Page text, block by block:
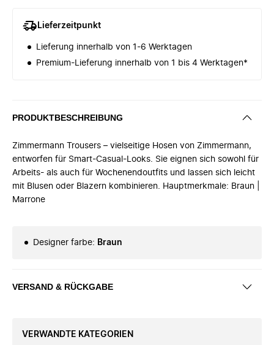
Lieferzeitpunkt
Lieferung innerhalb von 1-6 Werktagen
Premium-Lieferung innerhalb von 1 bis 4 Werktagen*
PRODUKTBESCHREIBUNG
Zimmermann Trousers – vielseitige Hosen von Zimmermann,
entworfen für Smart-Casual-Looks. Sie eignen sich sowohl für
Arbeits- als auch für Wochenendoutfits und lassen sich leicht
mit Blusen oder Blazern kombinieren. Hauptmerkmale: Braun |
Marrone
Designer farbe: Braun
VERSAND & RÜCKGABE
VERWANDTE KATEGORIEN